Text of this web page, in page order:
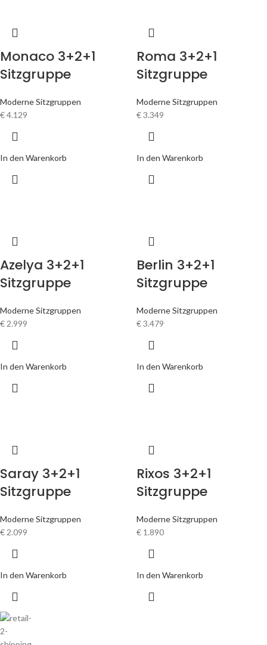
Monaco 3+2+1
Sitzgruppe
Moderne Sitzgruppen
€4.129
In den Warenkorb
Roma 3+2+1
Sitzgruppe
Moderne Sitzgruppen
€3.349
In den Warenkorb
Azelya 3+2+1
Sitzgruppe
Moderne Sitzgruppen
€2.999
In den Warenkorb
Berlin 3+2+1
Sitzgruppe
Moderne Sitzgruppen
€3.479
In den Warenkorb
Saray 3+2+1
Sitzgruppe
Moderne Sitzgruppen
€2.099
In den Warenkorb
Rixos 3+2+1
Sitzgruppe
Moderne Sitzgruppen
€ 1.890
In den Warenkorb